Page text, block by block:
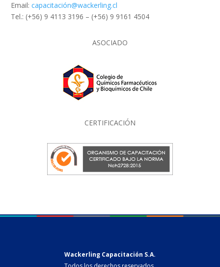
Email:capacitación@wackerling.cl
Tel.: (+56) 9 4113 3196 – (+56) 9 9161 4504
ASOCIADO
CERTIFICACIÓN
Wackerling Capacitación S.A.